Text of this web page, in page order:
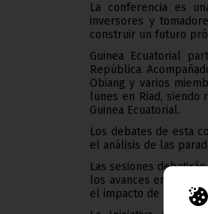
La conferencia es
inversores y
construir un futuro
Guinea Ecuatorial
República.
Obiang y varios
lunes en Riad,
Guinea Ecuatorial.
Los debates de esta
el análisis de las
Las sesiones
los avances en
el impacto de las